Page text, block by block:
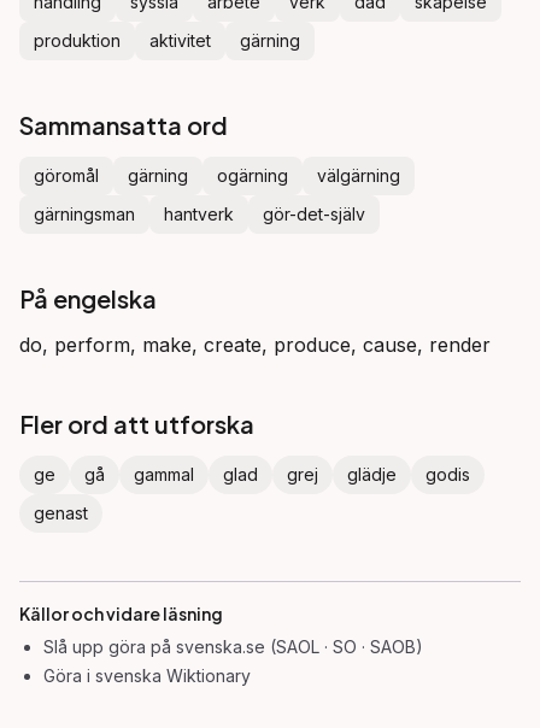
produktion
aktivitet gärning
Sammansatta ord
göromål gärning ogärning
välgärning
gärningsman
hantverk gör-det-själv
På engelska
do, perform, make, create, produce, cause, render
Fler ord att utforska
ge gå gammal glad grej glädje
godis
genast
Källor och vidare läsning
Slå upp göra på svenska.se (SAOL · SO · SAOB)
Göra i svenska Wiktionary